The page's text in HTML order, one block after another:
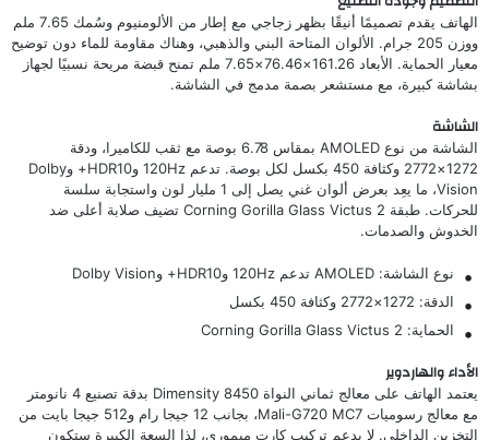
الهاتف يقدم تصميمًا أنيقًا بظهر زجاجي مع إطار من الألومنيوم وسُمك 7.65 ملم
ووزن 205 جرام. الألوان المتاحة البني والذهبي، وهناك مقاومة للماء دون توضيح
معيار الحماية. الأبعاد 161.26×76.46×7.65 ملم تمنح قبضة مريحة نسبيًا لجهاز
بشاشة كبيرة، مع مستشعر بصمة مدمج في الشاشة.
الشاشة
الشاشة من نوع AMOLED بمقاس 6.78 بوصة مع ثقب للكاميرا، ودقة
1272×2772 وكثافة 450 بكسل لكل بوصة. تدعم 120Hz وHDR10+ وDolby
Vision، ما يعِد بعرض ألوان غني يصل إلى 1 مليار لون واستجابة سلسة
للحركات. طبقة Corning Gorilla Glass Victus 2 تضيف صلابة أعلى ضد
الخدوش والصدمات.
نوع الشاشة: AMOLED تدعم 120Hz وHDR10+ وDolby Vision
الدقة: 1272×2772 وكثافة 450 بكسل
الحماية: Corning Gorilla Glass Victus 2
الأداء والهاردوير
يعتمد الهاتف على معالج ثماني النواة Dimensity 8450 بدقة تصنيع 4 نانومتر
مع معالج رسوميات Mali-G720 MC7، بجانب 12 جيجا رام و512 جيجا بايت من
التخزين الداخلي. لا يدعم تركيب كارت ميموري، لذا السعة الكبيرة ستكون